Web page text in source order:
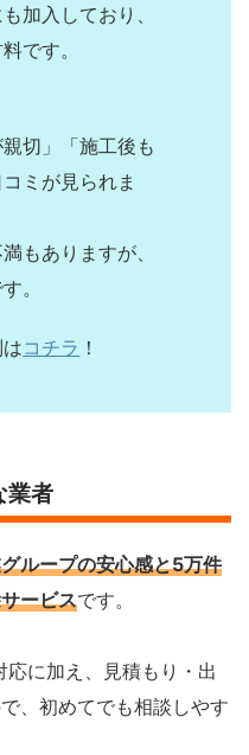
加入しており、
です。
切」「施工後も
ミが見られま
もありますが、
。
コチラ ！
業者
ループの安心感と5万件
ービスです。
に加え、見積もり・出
、初めてでも相談しやす